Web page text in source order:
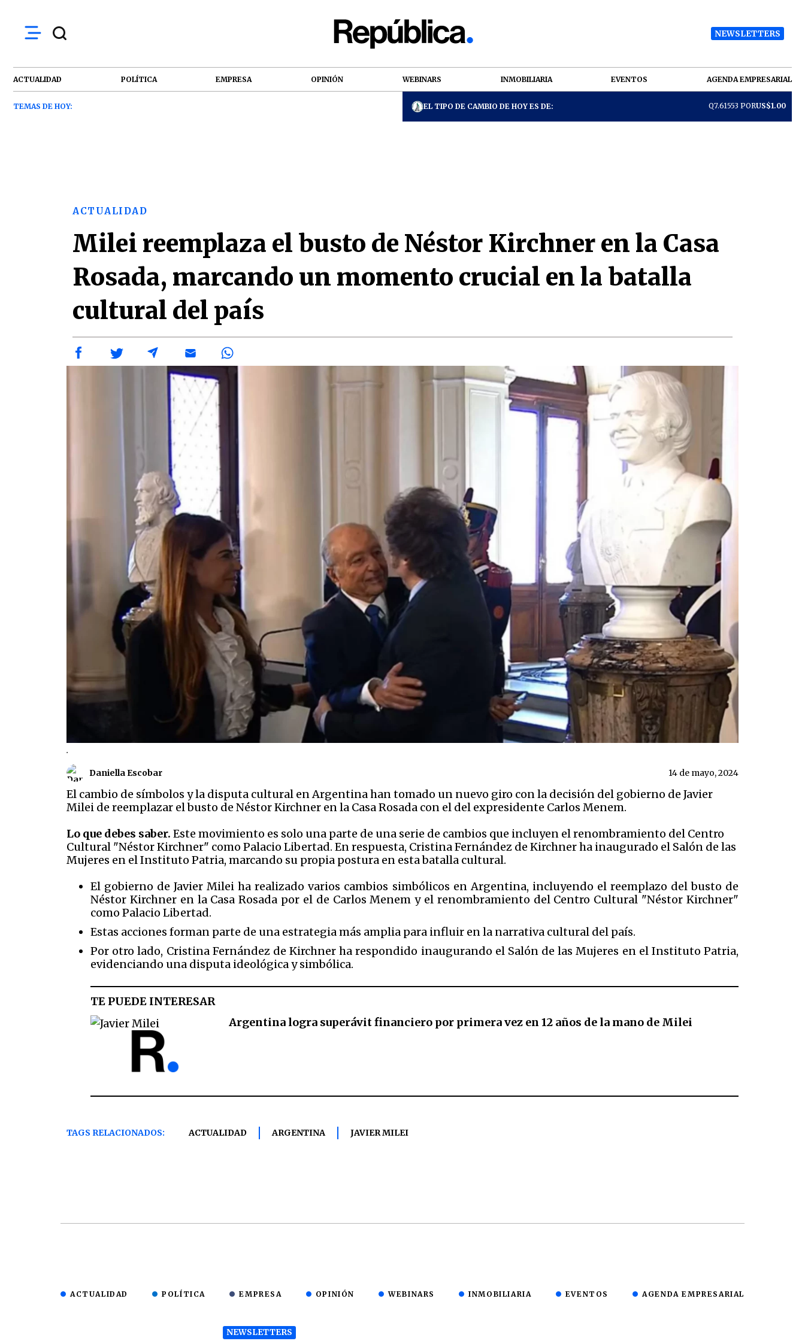
NEWSLETTERS
ACTUALIDAD POLÍTICA EMPRESA OPINIÓN WEBINARS INMOBILIARIA EVENTOS AGENDA EMPRESARIAL
TEMAS DE HOY: EL TIPO DE CAMBIO DE HOY ES DE: Q7.61553 PORUS$1.00
ACTUALIDAD
Milei reemplaza el busto de Néstor Kirchner en la Casa
Rosada, marcando un momento crucial en la batalla
cultural del país
.
Daniella Escobar 14 de mayo, 2024
El cambio de símbolos y la disputa cultural en Argentina han tomado un nuevo giro con la decisión del gobierno de Javier
Milei de reemplazar el busto de Néstor Kirchner en la Casa Rosada con el del expresidente Carlos Menem.
Lo que debes saber. Este movimiento es solo una parte de una serie de cambios que incluyen el renombramiento del Centro
Cultural "Néstor Kirchner" como Palacio Libertad. En respuesta, Cristina Fernández de Kirchner ha inaugurado el Salón de las
Mujeres en el Instituto Patria, marcando su propia postura en esta batalla cultural.
El gobierno de Javier Milei ha realizado varios cambios simbólicos en Argentina, incluyendo el reemplazo del busto de
Néstor Kirchner en la Casa Rosada por el de Carlos Menem y el renombramiento del Centro Cultural "Néstor Kirchner"
como Palacio Libertad.
Estas acciones forman parte de una estrategia más amplia para influir en la narrativa cultural del país.
Por otro lado, Cristina Fernández de Kirchner ha respondido inaugurando el Salón de las Mujeres en el Instituto Patria,
evidenciando una disputa ideológica y simbólica.
TE PUEDE INTERESAR
Argentina logra superávit financiero por primera vez en 12 años de la mano de Milei
TAGS RELACIONADOS: ACTUALIDAD ARGENTINA JAVIER MILEI
ACTUALIDAD POLÍTICA EMPRESA OPINIÓN WEBINARS INMOBILIARIA EVENTOS AGENDA EMPRESARIAL
NEWSLETTERS